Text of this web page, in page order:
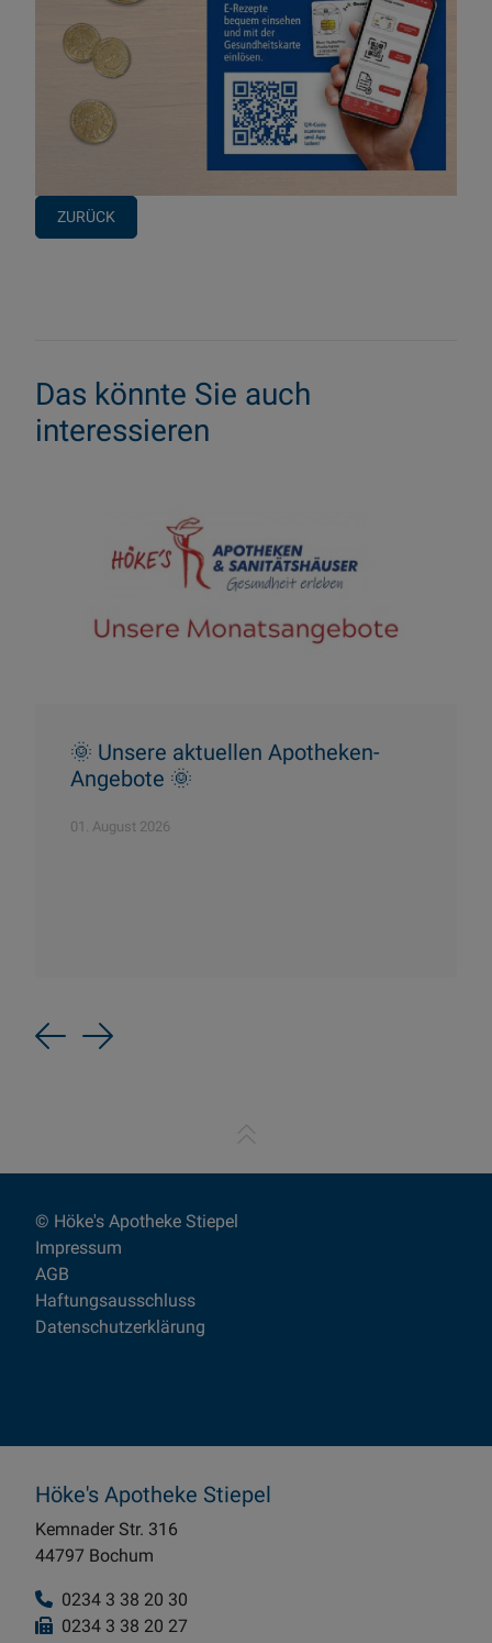
ZURÜCK
Das könnte Sie auch
interessieren
🌞 Unsere aktuellen Apotheken-
Angebote 🌞
01. August 2026
Previous
Next
© Höke's Apotheke Stiepel
Impressum
AGB
Haftungsausschluss
Datenschutzerklärung
Höke's Apotheke Stiepel
Kemnader Str. 316
44797 Bochum
0234 3 38 20 30
0234 3 38 20 27